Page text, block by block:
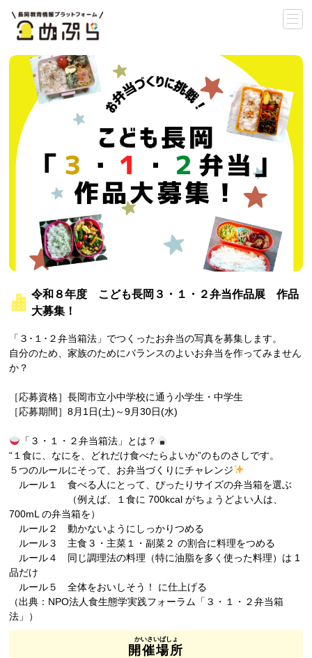
令和８年度 こども長岡３・１・２弁当作品展 作品
大募集！
「３･１･２弁当箱法」でつくったお弁当の写真を募集します。
自分のため、家族のためにバランスのよいお弁当を作ってみません
か？
［応募資格］長岡市立小中学校に通う小学生・中学生
［応募期間］8月1日(土)～9月30日(水)
「３・１・２弁当箱法」とは？
“１食に、なにを、どれだけ食べたらよいか”のものさしです。
５つのルールにそって、お弁当づくりにチャレンジ
ルール１ 食べる人にとって、ぴったりサイズの弁当箱を選ぶ
（例えば、１食に 700kcal がちょうどよい人は、
700mL の弁当箱を）
ルール２ 動かないようにしっかりつめる
ルール３ 主食３・主菜１・副菜２ の割合に料理をつめる
ルール４ 同じ調理法の料理（特に油脂を多く使った料理）は 1
品だけ
ルール５ 全体をおいしそう！ に仕上げる
（出典：NPO法人食生態学実践フォーラム「３・１・２弁当箱
法」）
開催場所